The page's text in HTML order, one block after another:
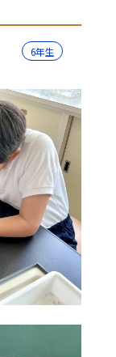
6年生